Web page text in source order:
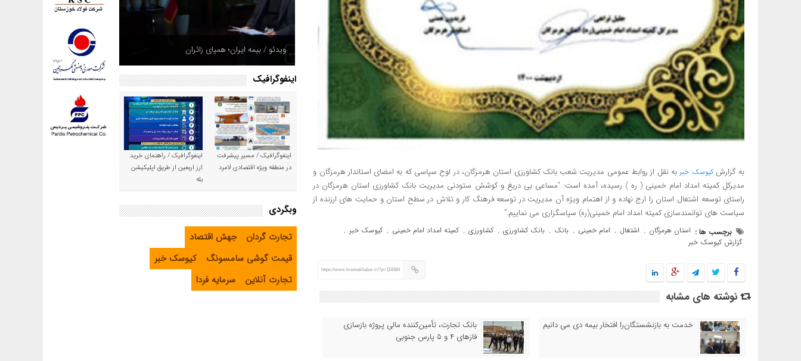
به گزارشکیوسک خبربه نقل از روابط عمومی مدیریت شعب بانک کشاورزی استان هرمزگان، در لوح سپاسی که به امضای استاندار هرمزگان و
مدیرکل کمیته امداد امام خمینی ( ره ) رسیده، آمده است: “مساعی بی دریغ و کوشش ستودنی مدیریت بانک کشاورزی استان هرمزگان در
راستای توسعه اشتغال استان را ارج نهاده و از اهتمام ویژه آن مدیریت در توسعه فرهنگ کار و تلاش در سطح استان و حمایت های ارزنده از
سیاست های توانمندسازی کمیته امداد امام خمینی(ره) سپاسگزاری می نماییم.”
برچسب ها : استان هرمزگان , اشتغال , امام خمینی , بانک , بانک کشاورزی , کشاورزی , کمیته امداد امام خمینی , کیوسک خبر ,
گزارش کیوسک خبر
https://www.kioskekhabar.ir/?p=118384
نوشته های مشابه
خدمت به بازنشستگان‌را افتخار بیمه دی می دانیم
بانک تجارت، تأمین‌کننده مالی پروژه بازسازی
فازهای ۴ و ۵ پارس جنوبی
ویدئو / بیمه ایران؛ همپای زائران
اینفوگرافیک
اینفوگرافیک / مسیر پیشرفت
در منطقه ویژه اقتصادی لامرد
اینفوگرافیک / راهنمای خرید
ارز اربعین از طریق اپلیکیشن
بله
وبگردی
تجارت گردان
جهش اقتصاد
قیمت گوشی سامسونگ
کیوسک خبر
تجارت آنلاین
سرمایه فردا